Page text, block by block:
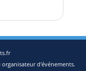
d'événements.